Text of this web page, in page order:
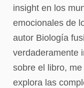
insight en los
emocionales de
autor Biología
verdaderamente
sobre el libro,
explora las